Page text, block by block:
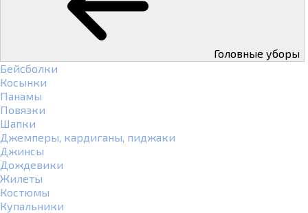
Головные уборы
Бейсболки
Косынки
Панамы
Повязки
Шапки
Джемперы, кардиганы, пиджаки
Джинсы
Дождевики
Жилеты
Костюмы
Купальники